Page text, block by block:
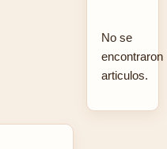
No se
encontraron
articulos.